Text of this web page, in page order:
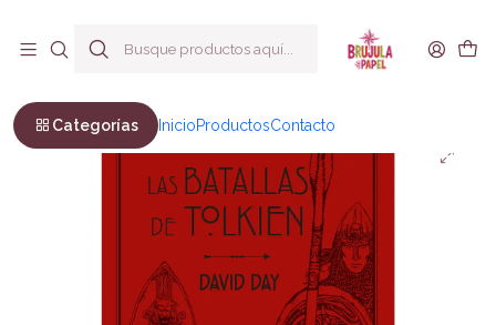
Categorías InicioProductosContacto
Las Batallas de Tolkien